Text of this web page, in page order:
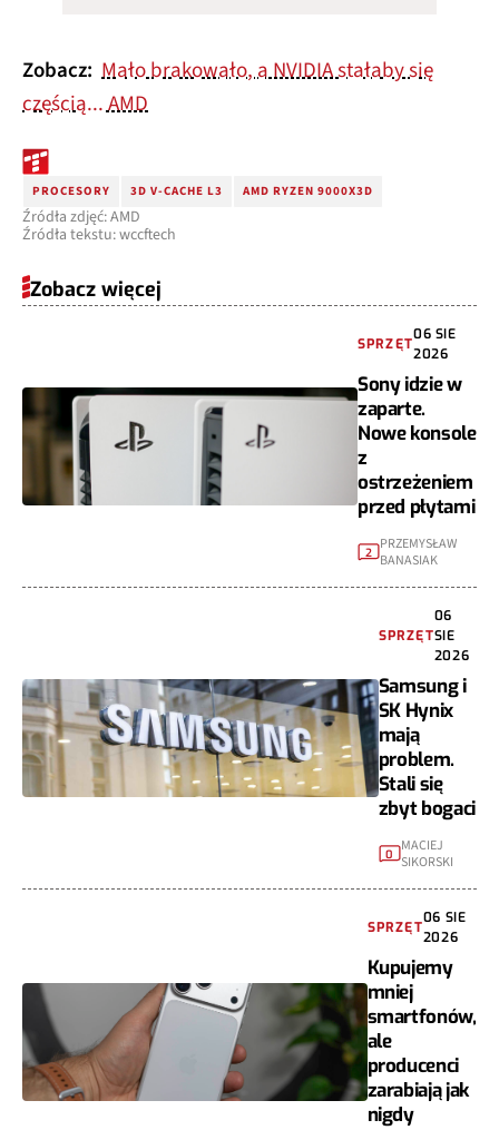
Zobacz: Mało brakowało, a NVIDIA stałaby się
częścią... AMD
PROCESORY 3D V-CACHE L3 AMD RYZEN 9000X3D
Źródła zdjęć: AMD
Źródła tekstu: wccftech
Zobacz więcej
SPRZĘT
06 SIE
2026
Sony idzie w
zaparte.
Nowe konsole
z
ostrzeżeniem
przed płytami
2 PRZEMYSŁAW
BANASIAK
SPRZĘT
06
SIE
2026
Samsung i
SK Hynix
mają
problem.
Stali się
zbyt bogaci
0 MACIEJ
SIKORSKI
SPRZĘT
06 SIE
2026
Kupujemy
mniej
smartfonów,
ale
producenci
zarabiają jak
nigdy